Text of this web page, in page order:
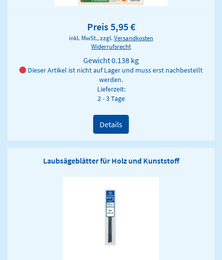
Preis 5,95 €
inkl. MwSt., zzgl.Versandkosten
Widerrufsrecht
Gewicht0.138 kg
Dieser Artikel ist nicht auf Lager und muss erst nachbestellt
werden.
Lieferzeit:
2 - 3 Tage
Details
Laubsägeblätter für Holz und Kunststoff